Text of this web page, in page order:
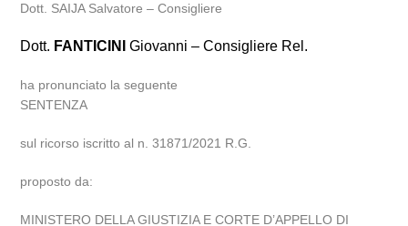
Dott. SAIJA Salvatore – Consigliere
Dott. FANTICINI Giovanni – Consigliere Rel.
ha pronunciato la seguente
SENTENZA
sul ricorso iscritto al n. 31871/2021 R.G.
proposto da:
MINISTERO DELLA GIUSTIZIA E CORTE D’APPELLO DI